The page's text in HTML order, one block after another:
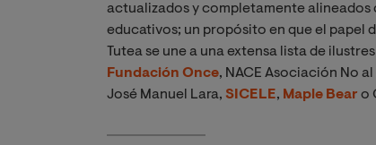
actualizados y completamente alineados
educativos; un propósito en que el papel
Tutea se une a una extensa lista de
Fundación Once, NACE Asociación No
José Manuel Lara, SICELE, Maple Bear o